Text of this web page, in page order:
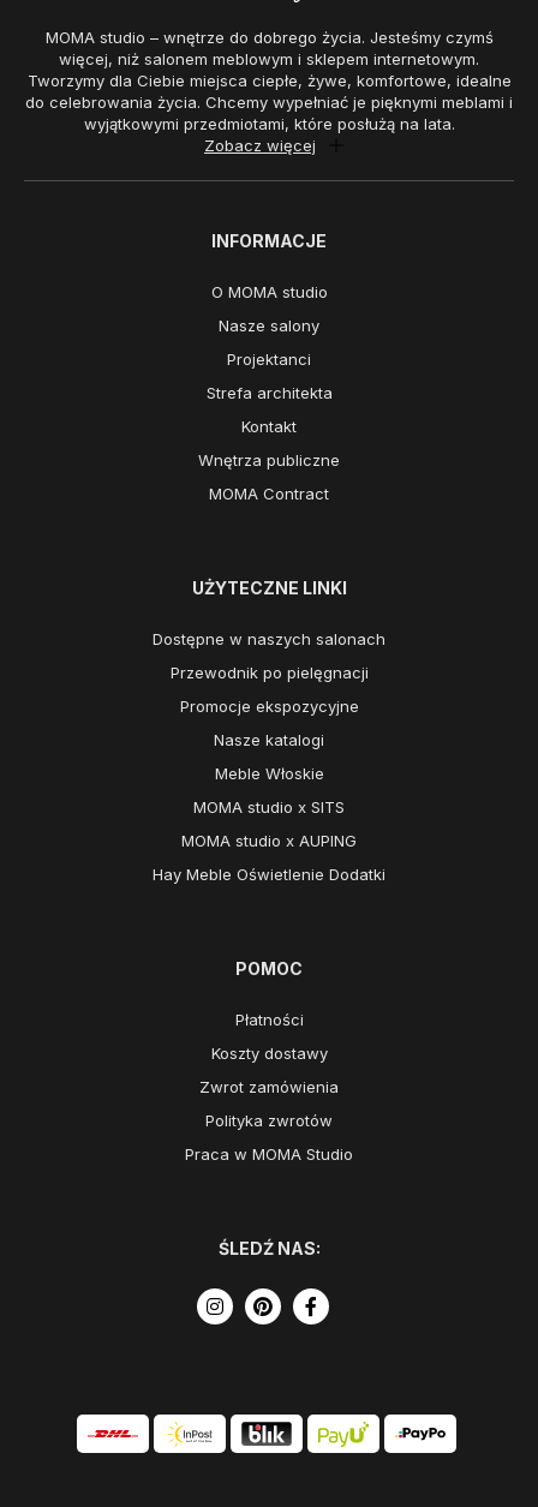
MOMA studio – wnętrze do dobrego życia. Jesteśmy czymś
więcej, niż salonem meblowym i sklepem internetowym.
Tworzymy dla Ciebie miejsca ciepłe, żywe, komfortowe, idealne
do celebrowania życia. Chcemy wypełniać je pięknymi meblami i
wyjątkowymi przedmiotami, które posłużą na lata.
Zobacz więcej
INFORMACJE
O MOMA studio
Nasze salony
Projektanci
Strefa architekta
Kontakt
Wnętrza publiczne
MOMA Contract
UŻYTECZNE LINKI
Dostępne w naszych salonach
Przewodnik po pielęgnacji
Promocje ekspozycyjne
Nasze katalogi
Meble Włoskie
MOMA studio x SITS
MOMA studio x AUPING
Hay Meble Oświetlenie Dodatki
POMOC
Płatności
Koszty dostawy
Zwrot zamówienia
Polityka zwrotów
Praca w MOMA Studio
ŚLEDŹ NAS: